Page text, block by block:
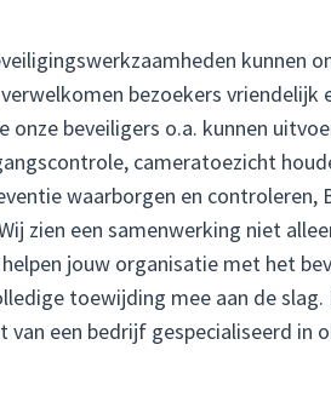
kunnen
bezoekers vriendelijk
onze beveiligers o.a. kunnen
cameratoezicht
waarborgen en controleren,
zien een samenwerking niet
jouw organisatie met het
toewijding mee aan de
een bedrijf gespecialiseerd in